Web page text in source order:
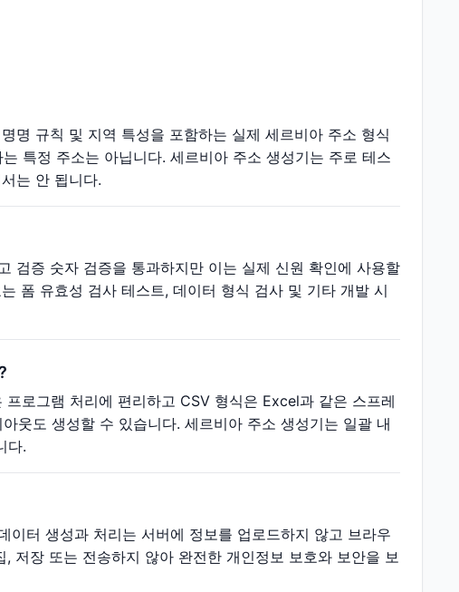
명 규칙 및 지역 특성을 포함하는 실제 세르비아 주소 형식
특정 주소는 아닙니다. 세르비아 주소 생성기는 주로 테스
는 안 됩니다.
검증 숫자 검증을 통과하지만 이는 실제 신원 확인에 사용할
폼 유효성 검사 테스트, 데이터 형식 검사 및 기타 개발 시
로그램 처리에 편리하고 CSV 형식은 Excel과 같은 스프레
웃도 생성할 수 있습니다. 세르비아 주소 생성기는 일괄 내
다.
터 생성과 처리는 서버에 정보를 업로드하지 않고 브라우
저장 또는 전송하지 않아 완전한 개인정보 보호와 보안을 보